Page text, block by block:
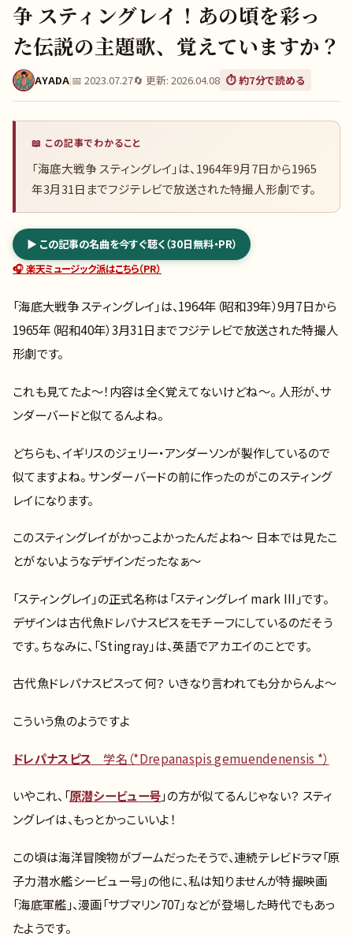
争 スティングレイ！あの頃を彩っ
た伝説の主題歌、覚えていますか？
AYADA|📅 2023.07.27🔄 更新: 2026.04.08 ⏱️ 約7分で読める
📖 この記事でわかること
「海底大戦争 スティングレイ」は、1964年9月7日から1965
年3月31日までフジテレビで放送された特撮人形劇です。
▶ この記事の名曲を今すぐ聴く（30日無料・PR）
🎧 楽天ミュージック派はこちら（PR）
「海底大戦争 スティングレイ」は、1964年（昭和39年）9月7日から
1965年（昭和40年）3月31日までフジテレビで放送された特撮人
形劇です。
これも見てたよ～！内容は全く覚えてないけどね～。 人形が、サ
ンダーバードと似てるんよね。
どちらも、イギリスのジェリー・アンダーソンが製作しているので
似てますよね。 サンダーバードの前に作ったのがこのスティング
レイになります。
このスティングレイがかっこよかったんだよね～ 日本では見たこ
とがないようなデザインだったなぁ～
「スティングレイ」の正式名称は「スティングレイ mark III」です。
デザインは古代魚ドレパナスピスをモチーフにしているのだそう
です。 ちなみに、「Stingray」は、英語でアカエイのことです。
古代魚ドレパナスピスって何？ いきなり言われても分からんよ～
こういう魚のようですよ
ドレパナスピス 学名（*Drepanaspis gemuendenensis *）
いやこれ、「原潜シービュー号」の方が似てるんじゃない？ スティ
ングレイは、もっとかっこいいよ！
この頃は海洋冒険物がブームだったそうで、連続テレビドラマ「原
子力潜水艦シービュー号」の他に、私は知りませんが特撮映画
「海底軍艦」、漫画「サブマリン707」などが登場した時代でもあっ
たようです。